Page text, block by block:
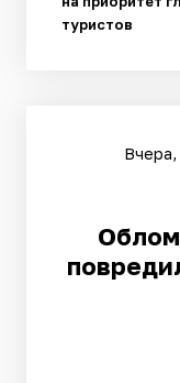
туристов
Вчера,